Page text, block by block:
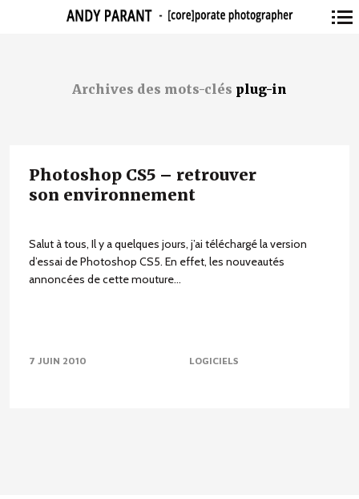
Archives des mots-clés plug-in
Photoshop CS5 – retrouver
son environnement
Salut à tous, Il y a quelques jours, j’ai téléchargé la version
d’essai de Photoshop CS5. En effet, les nouveautés
annoncées de cette mouture...
7 JUIN 2010 LOGICIELS